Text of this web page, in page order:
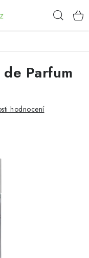
Parfum
hodnocení